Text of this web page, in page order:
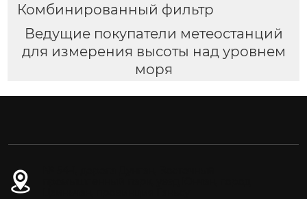
Комбинированный фильтр
Ведущие покупатели метеостанций
для измерения высоты над уровнем
моря